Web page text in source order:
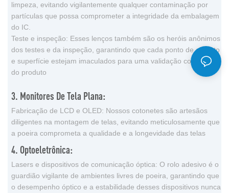
limpeza, evitando vigilantemente qualquer contaminação por
partículas que possa comprometer a integridade da embalagem
do IC.
Teste e inspeção: Esses lenços também são os heróis anônimos
dos testes e da inspeção, garantindo que cada ponto de contato
e superfície estejam imaculados para uma validação confiável
do produto
3. Monitores De Tela Plana:
Fabricação de LCD e OLED: Nossos cotonetes são artesãos
diligentes na montagem de telas, evitando meticulosamente que
a poeira comprometa a qualidade e a longevidade das telas
4. Optoeletrônica:
Lasers e dispositivos de comunicação óptica: O rolo adesivo é o
guardião vigilante de ambientes livres de poeira, garantindo que
o desempenho óptico e a estabilidade desses dispositivos nunca